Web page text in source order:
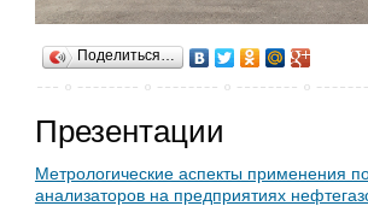
Поделиться…
Презентации
Метрологические аспекты применения
анализаторов на предприятиях